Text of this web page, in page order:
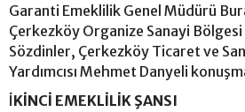
Garanti Emeklilik Genel Müdürü
Çerkezköy Organize Sanayi Bölgesi
Sözdinler, Çerkezköy Ticaret ve
Yardımcısı Mehmet Danyeli
İKİNCİ EMEKLİLİK ŞANSI